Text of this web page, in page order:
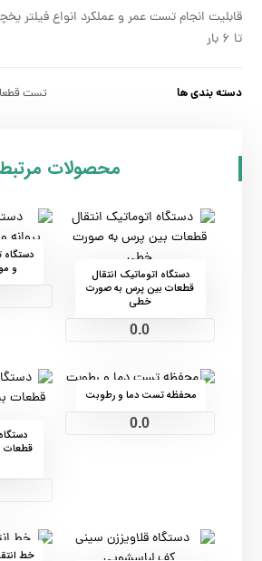
قابلیت انجام تست عمر و عملکرد انواع فیلتر
تا 6 بار
دسته بندی ها تست
محصولات
دستگاه اتوماتیک انتقال
قطعات بین پرس به صورت
خطی
0.0
دستگاه
و
محفظه تست دما و رطوبت
0.0
قطعات
خط